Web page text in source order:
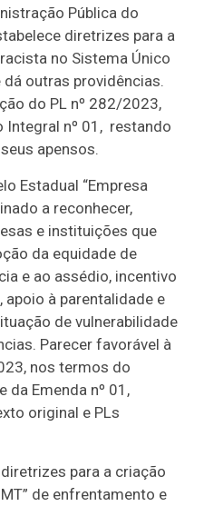
Pública do
diretrizes para a
no Sistema Único
dá outras providências.
do PL nº 282/2023,
nº 01, restando
apensos.
Estadual “Empresa
a reconhecer,
e instituições que
da equidade de
e ao assédio, incentivo
à parentalidade e
de vulnerabilidade
Parecer favorável à
nos termos do
da Emenda nº 01,
original e PLs
para a criação
de enfrentamento e